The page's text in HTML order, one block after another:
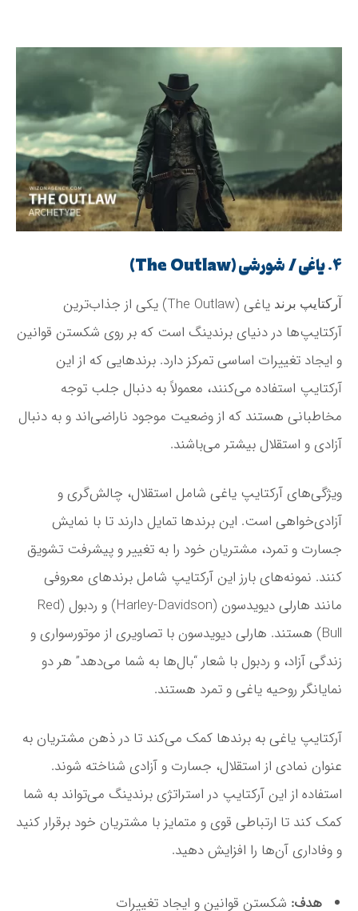
۴. یاغی / شورشی (The Outlaw)
آرکتایپ برند
یاغی (The Outlaw) یکی از جذاب‌ترین
آرکتایپ‌ها در دنیای برندینگ است که بر روی شکستن قوانین
و ایجاد تغییرات اساسی تمرکز دارد. برندهایی که از این
آرکتایپ استفاده می‌کنند، معمولاً به دنبال جلب توجه
مخاطبانی هستند که از وضعیت موجود ناراضی‌اند و به دنبال
آزادی و استقلال بیشتر می‌باشند.
ویژگی‌های آرکتایپ یاغی شامل استقلال، چالش‌گری و
آزادی‌خواهی است. این برندها تمایل دارند تا با نمایش
جسارت و تمرد، مشتریان خود را به تغییر و پیشرفت تشویق
کنند. نمونه‌های بارز این آرکتایپ شامل برندهای معروفی
مانند هارلی دیویدسون (Harley-Davidson) و ردبول (Red
Bull) هستند. هارلی دیویدسون با تصاویری از موتورسواری و
زندگی آزاد، و ردبول با شعار “بال‌ها به شما می‌دهد” هر دو
نمایانگر روحیه یاغی و تمرد هستند.
آرکتایپ یاغی به برندها کمک می‌کند تا در ذهن مشتریان به
عنوان نمادی از استقلال، جسارت و آزادی شناخته شوند.
استفاده از این آرکتایپ در استراتژی برندینگ می‌تواند به شما
کمک کند تا ارتباطی قوی و متمایز با مشتریان خود برقرار کنید
و وفاداری آن‌ها را افزایش دهید.
هدف: شکستن قوانین و ایجاد تغییرات